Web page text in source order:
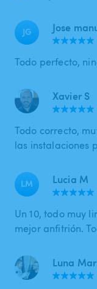
JG Jose
Todo perfecto,
Xavier S
Todo correcto,
las instalaciones
LM Lucia M
Un 10, todo muy
mejor anfitrión.
Luna